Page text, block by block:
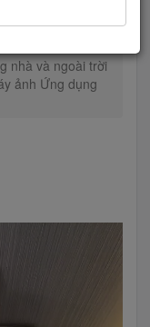
Camera giám sát
nhà và ngoài trời
ảnh Ứng dụng